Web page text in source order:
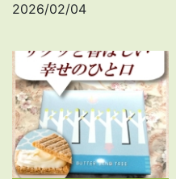
2026/02/04